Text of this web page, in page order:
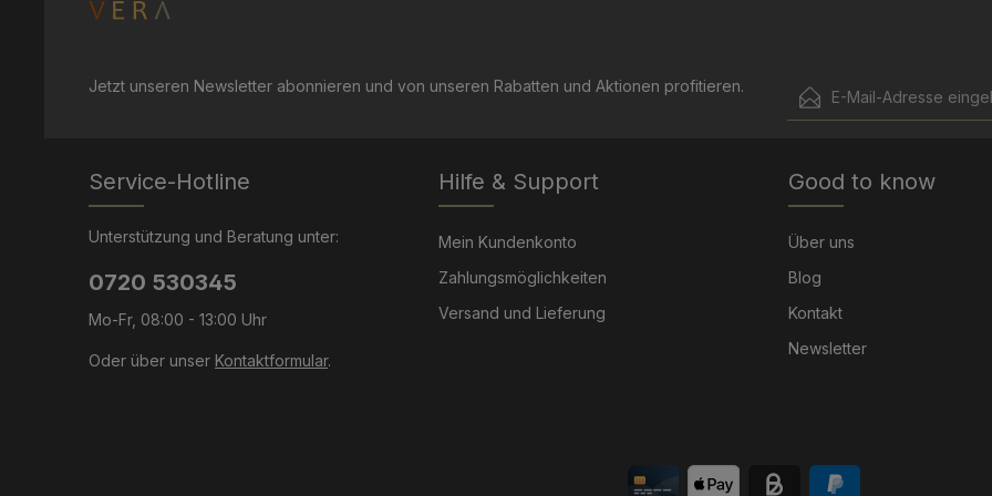
Jetzt unseren Newsletter abonnieren und von unseren Rabatten und Aktionen profitieren. E-Mail-Adresse*
einverstanden.
Pflichtfelder.
Service-Hotline
Unterstützung und Beratung unter:
0720 530345
Mo-Fr, 08:00 - 13:00 Uhr
Oder über unser Kontaktformular.
Hilfe & Support
Mein Kundenkonto
Zahlungsmöglichkeiten
Versand und Lieferung
Good to know
Über uns
Blog
Kontakt
Newsletter